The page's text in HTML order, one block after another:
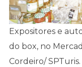
Expositores e
do box, no
Cordeiro/ SPTuris.